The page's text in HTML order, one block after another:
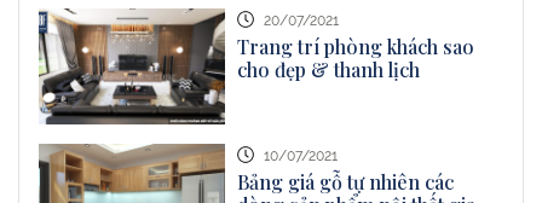
20/07/2021
Trang trí phòng khách sao
cho đẹp & thanh lịch
10/07/2021
Bảng giá gỗ tự nhiên các